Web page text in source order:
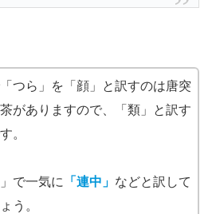
つら」を「顔」と訳すのは唐突
がありますので、「類」と訳す
。
で一気に 「連中」 などと訳して
う。